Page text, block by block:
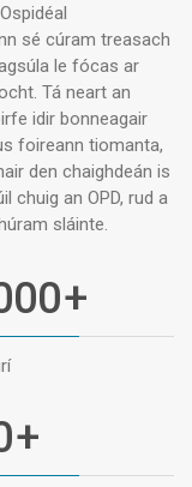
sé cúram treasach
le fócas ar
Tá neart an
idir bonneagair
foireann tiomanta,
den chaighdeán is
chuig an OPD, rud a
sláinte.
+
+